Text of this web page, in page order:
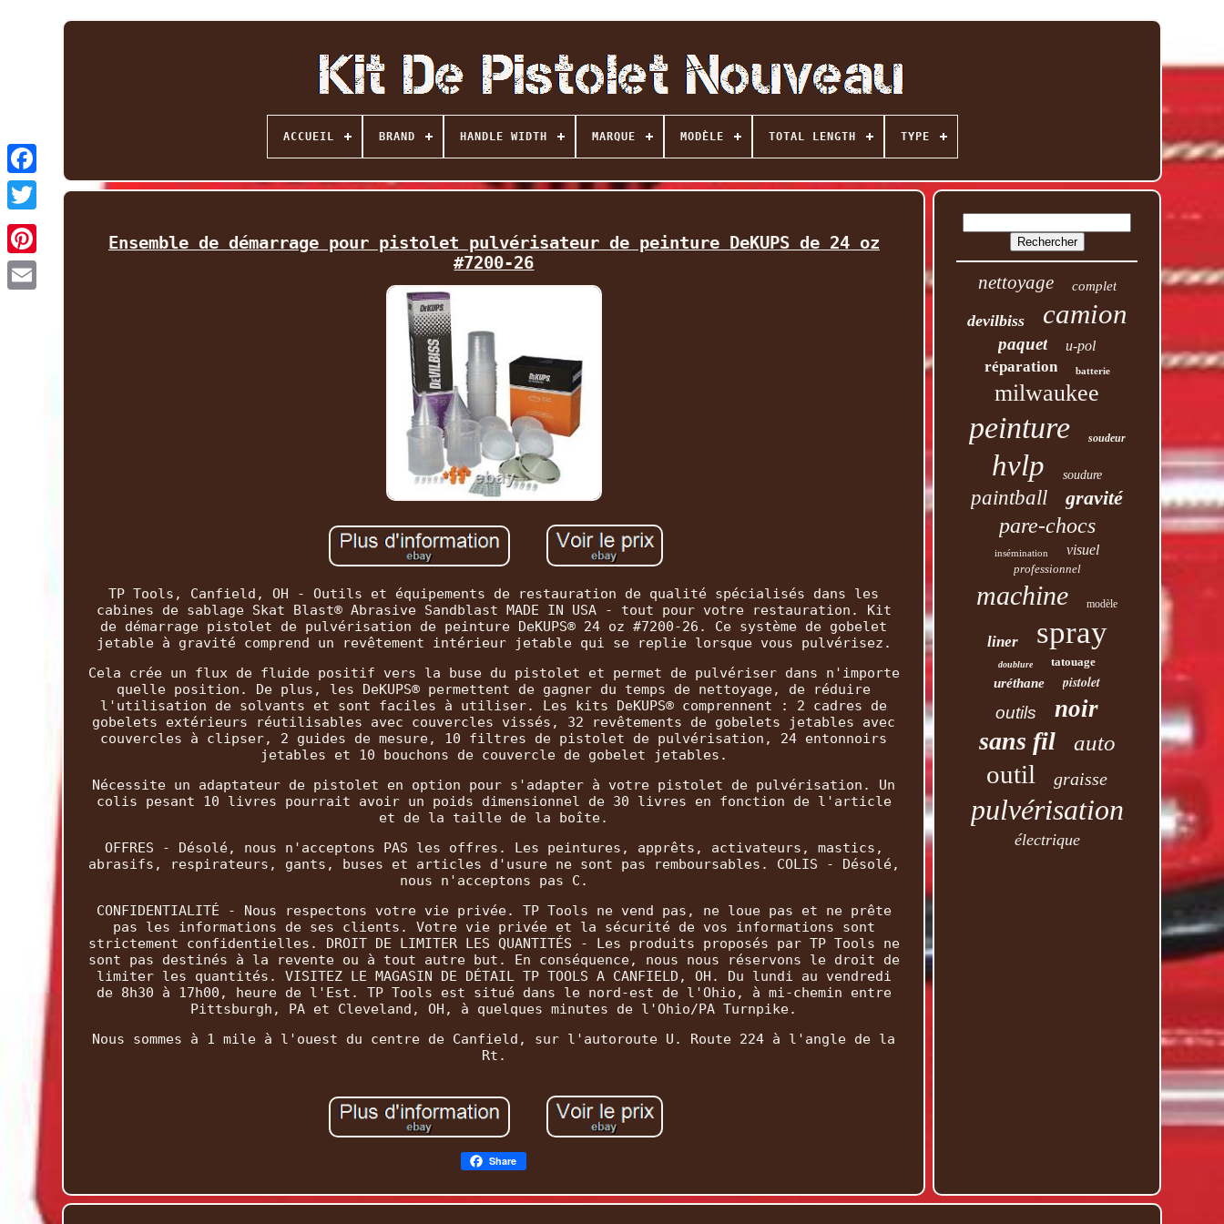
Facebook
Twitter
ACCUEIL BRAND HANDLE WIDTH MARQUE MODÈLE TOTAL LENGTH TYPE
Ensemble de démarrage pour pistolet pulvérisateur de peinture DeKUPS de 24 oz
#7200-26
TP Tools, Canfield, OH - Outils et équipements de restauration de qualité spécialisés dans les
cabines de sablage Skat Blast® Abrasive Sandblast MADE IN USA - tout pour votre restauration. Kit
de démarrage pistolet de pulvérisation de peinture DeKUPS® 24 oz #7200-26. Ce système de gobelet
jetable à gravité comprend un revêtement intérieur jetable qui se replie lorsque vous pulvérisez.
Cela crée un flux de fluide positif vers la buse du pistolet et permet de pulvériser dans n'importe
quelle position. De plus, les DeKUPS® permettent de gagner du temps de nettoyage, de réduire
l'utilisation de solvants et sont faciles à utiliser. Les kits DeKUPS® comprennent : 2 cadres de
gobelets extérieurs réutilisables avec couvercles vissés, 32 revêtements de gobelets jetables avec
couvercles à clipser, 2 guides de mesure, 10 filtres de pistolet de pulvérisation, 24 entonnoirs
jetables et 10 bouchons de couvercle de gobelet jetables.
Nécessite un adaptateur de pistolet en option pour s'adapter à votre pistolet de pulvérisation. Un
colis pesant 10 livres pourrait avoir un poids dimensionnel de 30 livres en fonction de l'article
et de la taille de la boîte.
OFFRES - Désolé, nous n'acceptons PAS les offres. Les peintures, apprêts, activateurs, mastics,
abrasifs, respirateurs, gants, buses et articles d'usure ne sont pas remboursables. COLIS - Désolé,
nous n'acceptons pas C.
CONFIDENTIALITÉ - Nous respectons votre vie privée. TP Tools ne vend pas, ne loue pas et ne prête
pas les informations de ses clients. Votre vie privée et la sécurité de vos informations sont
strictement confidentielles. DROIT DE LIMITER LES QUANTITÉS - Les produits proposés par TP Tools ne
sont pas destinés à la revente ou à tout autre but. En conséquence, nous nous réservons le droit de
limiter les quantités. VISITEZ LE MAGASIN DE DÉTAIL TP TOOLS A CANFIELD, OH. Du lundi au vendredi
de 8h30 à 17h00, heure de l'Est. TP Tools est situé dans le nord-est de l'Ohio, à mi-chemin entre
Pittsburgh, PA et Cleveland, OH, à quelques minutes de l'Ohio/PA Turnpike.
Nous sommes à 1 mile à l'ouest du centre de Canfield, sur l'autoroute U. Route 224 à l'angle de la
Rt.
Share
nettoyage complet
devilbiss camion
paquet u-pol
réparation batterie
milwaukee
peinture soudeur
hvlp soudure
paintball gravité
pare-chocs
insémination visuel
professionnel
machine modèle
liner spray
doublure tatouage
uréthane pistolet
outils noir
sans fil auto
outil graisse
pulvérisation
électrique